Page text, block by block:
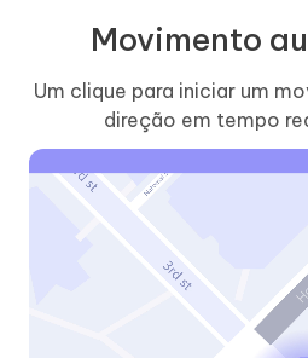
Movimento
Um clique para iniciar um
direção em tempo